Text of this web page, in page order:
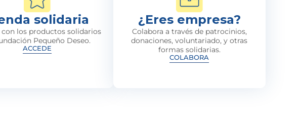
solidaria
con los productos solidarios
Pequeño Deseo.
ACCEDE
¿Eres empresa?
Colabora a través de patrocinios,
donaciones, voluntariado, y otras
formas solidarias.
COLABORA